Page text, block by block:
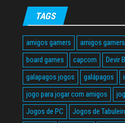
TAGS
amigos gamers amigos
board games
capcom Devir
galapagos jogos
galápagos
jogo para jogar com amigos
Jogos de PC
Jogos de